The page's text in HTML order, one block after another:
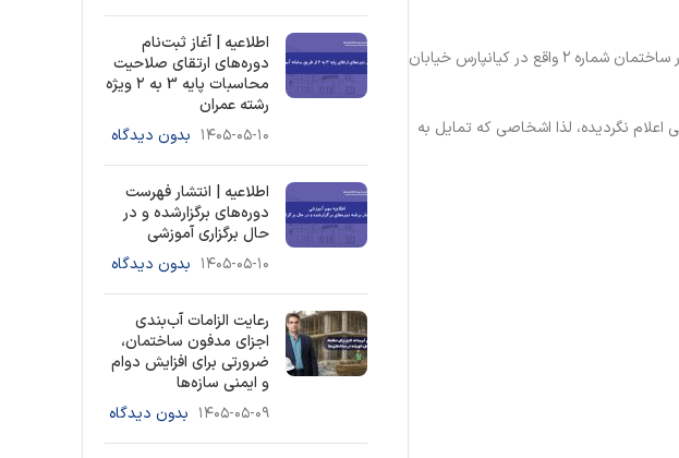
در راستای خدمات رسانی به اعضای محترم از روز دوشنبه مورخ ۱۷/خردادماه/ ۱۴۰۰ کارشناسان مالیاتی این سازمان در ساختمان شماره ۲ واقع در کیانپارس خیابان
توسط اداره امور مالیاتی اعلام نگردیده، لذا اشخاصی که تمایل به
اطلاعیه | آغاز ثبت‌نام
دوره‌های ارتقای صلاحیت
محاسبات پایه 3 به ۲ ویژه
رشته عمران
۱۴۰۵-۰۵-۱۰ بدون دیدگاه
اطلاعیه | انتشار فهرست
دوره‌های برگزارشده و در
حال برگزاری آموزشی
۱۴۰۵-۰۵-۱۰ بدون دیدگاه
رعایت الزامات آب‌بندی
اجزای مدفون ساختمان،
ضرورتی برای افزایش دوام
و ایمنی سازه‌ها
۱۴۰۵-۰۵-۰۹ بدون دیدگاه